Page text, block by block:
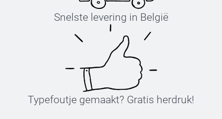
Snelste levering in België
Typefoutje gemaakt? Gratis herdruk!